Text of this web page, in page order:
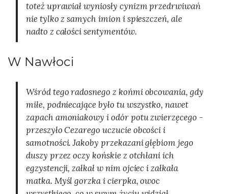
toteż uprawiał wyniosły cynizm przedrwiwań
nie tylko z samych imion i spieszczeń, ale
nadto z całości sentymentów.
W Nawłoci
Wśród tego radosnego z końmi obcowania, gdy
miłe, podniecające było tu wszystko, nawet
zapach amoniakowy i odór potu zwierzęcego -
przeszyło Cezarego uczucie obcości i
samotności. Jakoby przekazani głębiom jego
duszy przez oczy końskie z otchłani ich
egzystencji, załkał w nim ojciec i załkała
matka. Myśl gorzka i cierpka, owoc